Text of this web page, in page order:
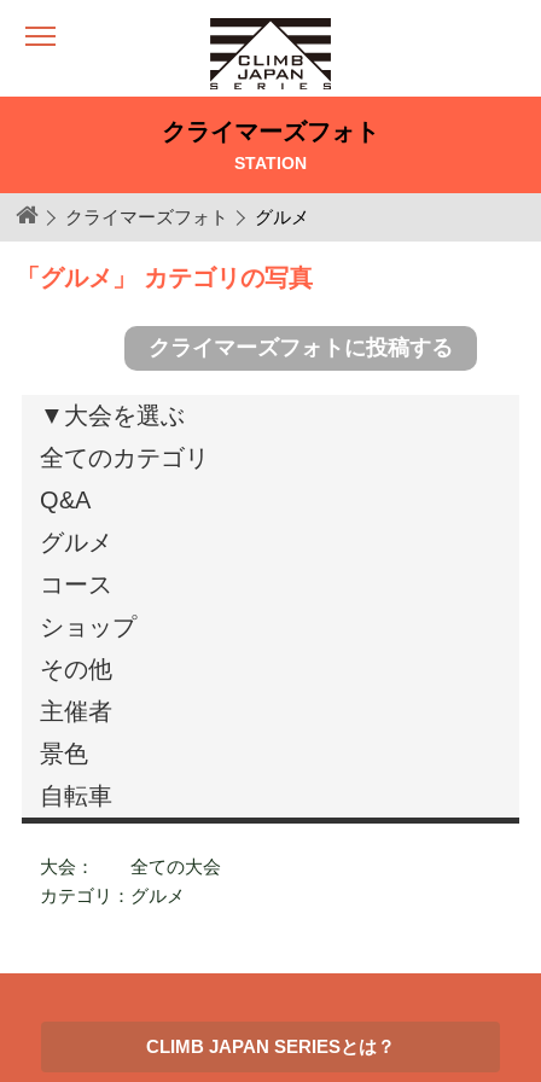
クライマーズフォト
STATION
クライマーズフォト グルメ
「グルメ」 カテゴリの写真
クライマーズフォトに投稿する
▼大会を選ぶ
全てのカテゴリ
Q&A
グルメ
コース
ショップ
その他
主催者
景色
自転車
大会： 全ての大会
カテゴリ：グルメ
CLIMB JAPAN SERIESとは？